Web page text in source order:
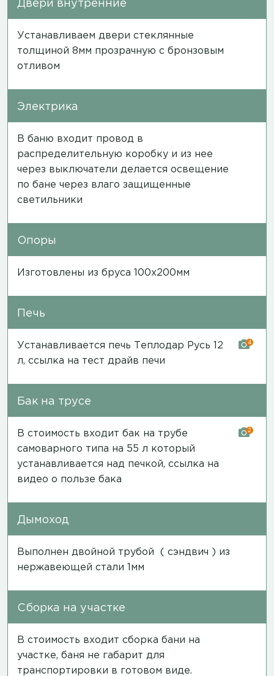
Двери внутренние
Устанавливаем двери стеклянные
толщиной 8мм прозрачную с бронзовым
отливом
Электрика
В баню входит провод в
распределительную коробку и из нее
через выключатели делается освещение
по бане через влаго защищенные
светильники
Опоры
Изготовлены из бруса 100х200мм
Печь
Устанавливается печь Теплодар Русь 12
л, ссылка на тест драйв печи
4
Бак на трусе
В стоимость входит бак на трубе
самоварного типа на 55 л который
устанавливается над печкой, ссылка на
видео о пользе бака
2
Дымоход
Выполнен двойной трубой ( сэндвич ) из
нержавеющей стали 1мм
Сборка на участке
В стоимость входит сборка бани на
участке, баня не габарит для
транспортировки в готовом виде.